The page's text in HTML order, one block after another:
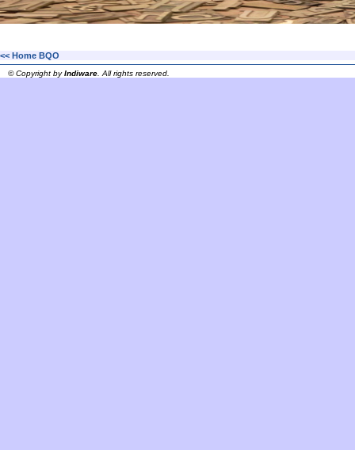
<< Home BQO
© Copyright byIndiware . All rights reserved.